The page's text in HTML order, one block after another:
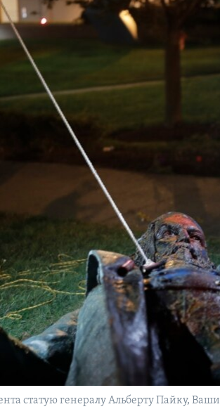
статую генералу Альберту Пайку,